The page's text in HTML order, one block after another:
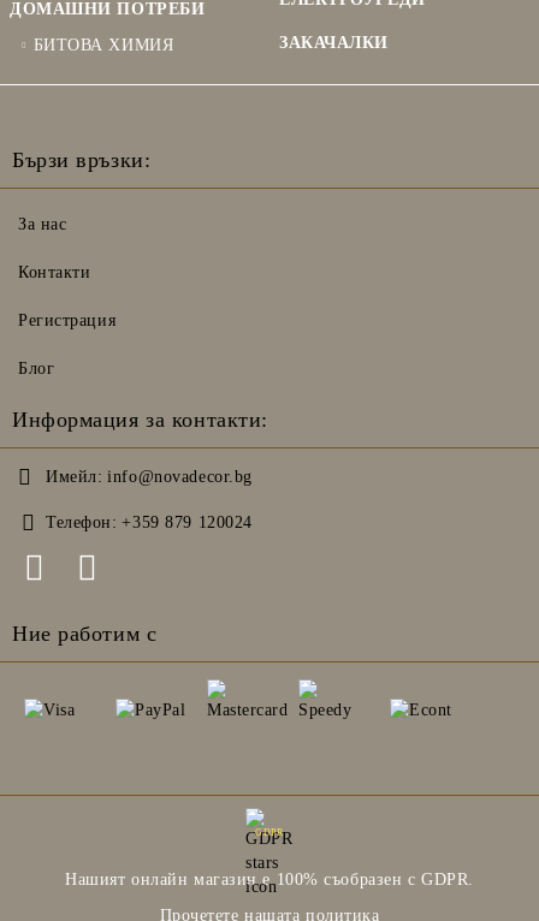
ДОМАШНИ ПОТРЕБИ
БИТОВА ХИМИЯ
ЗАКАЧАЛКИ
Бързи връзки:
За нас
Контакти
Регистрация
Блог
Информация за контакти:
Имейл: info@novadecor.bg
Телефон: +359 879 120024
Ние работим с
GDPR
Нашият онлайн магазин е 100% съобразен с GDPR.
Прочетете нашата политика